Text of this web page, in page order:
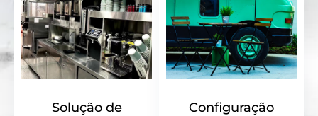
Solução de
Configuração